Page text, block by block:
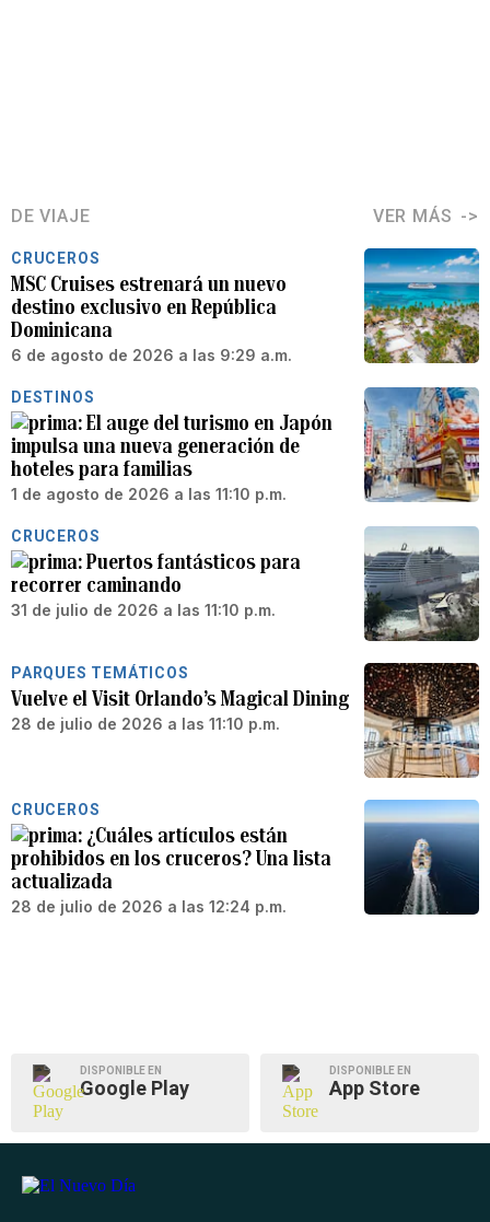
DE VIAJE VER MÁS
CRUCEROS
MSC Cruises estrenará un nuevo
destino exclusivo en República
Dominicana
6 de agosto de 2026 a las 9:29 a.m.
DESTINOS
El auge del turismo en Japón
impulsa una nueva generación de
hoteles para familias
1 de agosto de 2026 a las 11:10 p.m.
CRUCEROS
Puertos fantásticos para
recorrer caminando
31 de julio de 2026 a las 11:10 p.m.
PARQUES TEMÁTICOS
Vuelve el Visit Orlando’s Magical Dining
28 de julio de 2026 a las 11:10 p.m.
CRUCEROS
¿Cuáles artículos están
prohibidos en los cruceros? Una lista
actualizada
28 de julio de 2026 a las 12:24 p.m.
DISPONIBLE EN
Google Play
DISPONIBLE EN
App Store